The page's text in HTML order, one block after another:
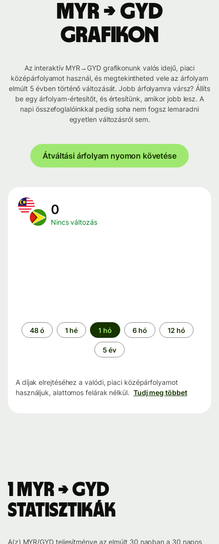
MYR → GYD
grafikon
Az interaktív MYR→GYD grafikonunk valós idejű, piaci
középárfolyamot használ, és megtekintheted vele az árfolyam
elmúlt 5 évben történő változását. Jobb árfolyamra vársz? Állíts
be egy árfolyam-értesítőt, és értesítünk, amikor jobb lesz. A
napi összefoglalóinkkal pedig soha nem fogsz lemaradni
egyetlen változásról sem.
Átváltási árfolyam nyomon követése
0
Nincs változás
Időszak
48 ó 1 hé 1 hó 6 hó 12 hó
5 év
A díjak elrejtéséhez a valódi, piaci középárfolyamot
használjuk, alattomos felárak nélkül. Tudj meg többet
1 MYR → GYD
statisztikák
A(z) MYR/GYD teljesítménye az elmúlt 30 napban a 30 napos